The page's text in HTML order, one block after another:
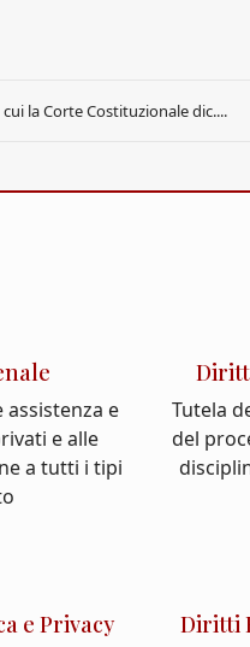
la Corte Costituzionale dic....
e
e alle
a tutti i tipi
Tutela
del
e Privacy Diritti